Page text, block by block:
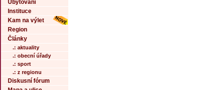
Ubytování
Instituce
Kam na výlet
Region
Články
.: aktuality
.: obecní úřady
.: sport
.: z regionu
Diskusní fórum